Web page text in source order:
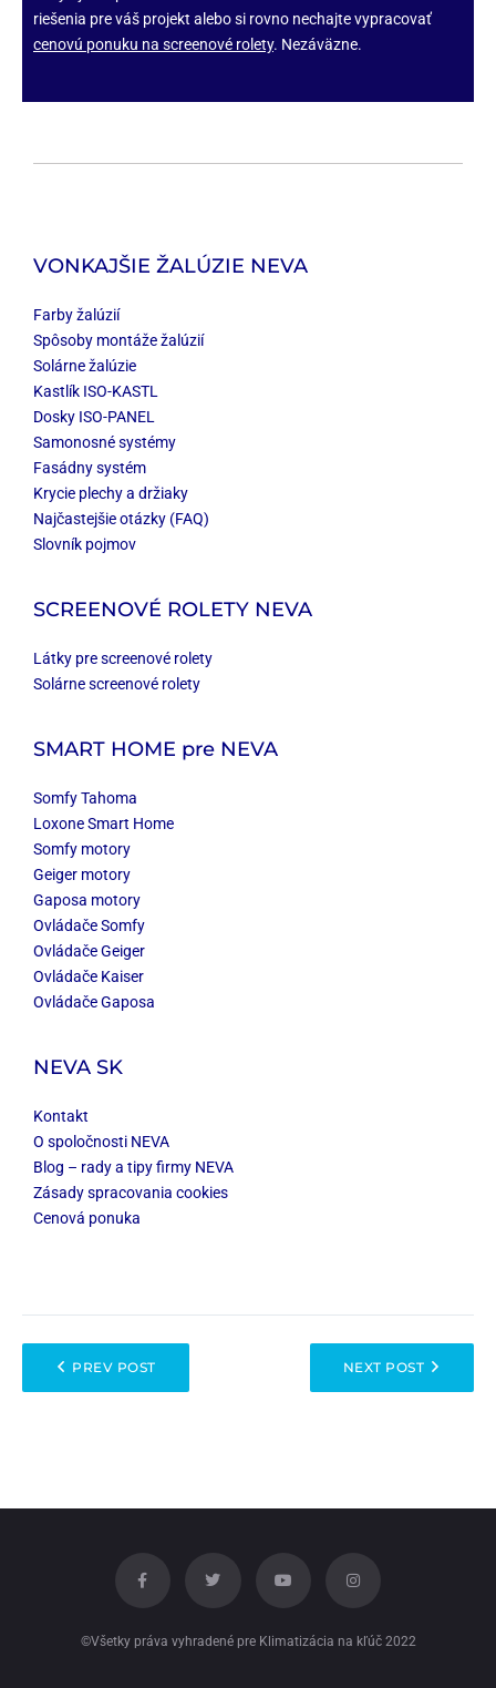
riešenia pre váš projekt alebo si rovno nechajte vypracovať
cenovú ponuku na screenové rolety. Nezáväzne.
VONKAJŠIE ŽALÚZIE NEVA
Farby žalúzií
Spôsoby montáže žalúzií
Solárne žalúzie
Kastlík ISO-KASTL
Dosky ISO-PANEL
Samonosné systémy
Fasádny systém
Krycie plechy a držiaky
Najčastejšie otázky (FAQ)
Slovník pojmov
SCREENOVÉ ROLETY NEVA
Látky pre screenové rolety
Solárne screenové rolety
SMART HOME pre NEVA
Somfy Tahoma
Loxone Smart Home
Somfy motory
Geiger motory
Gaposa motory
Ovládače Somfy
Ovládače Geiger
Ovládače Kaiser
Ovládače Gaposa
NEVA SK
Kontakt
O spoločnosti NEVA
Blog – rady a tipy firmy NEVA
Zásady spracovania cookies
Cenová ponuka
PREV POST NEXT POST
©Všetky práva vyhradené pre Klimatizácia na kľúč 2022